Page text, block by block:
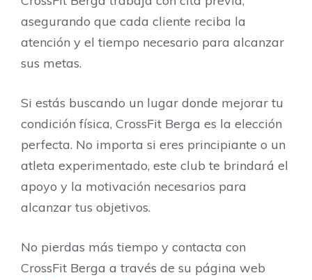
asegurando que cada cliente reciba la
atención y el tiempo necesario para alcanzar
sus metas.
Si estás buscando un lugar donde mejorar tu
condición física, CrossFit Berga es la elección
perfecta. No importa si eres principiante o un
atleta experimentado, este club te brindará el
apoyo y la motivación necesarios para
alcanzar tus objetivos.
No pierdas más tiempo y contacta con
CrossFit Berga a través de su página web